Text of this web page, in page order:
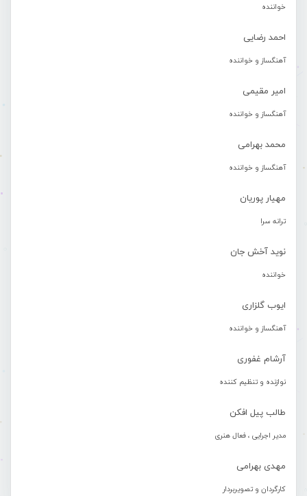
خواننده
احمد رضایی
آهنگساز و خواننده
امیر مقیمی
آهنگساز و خواننده
محمد بهرامی
آهنگساز و خواننده
مهیار پوریان
ترانه سرا
نوید آخش جان
خواننده
ایوب گلزاری
آهنگساز و خواننده
آرشام غفوری
نوازنده و تنظیم کننده
طالب پیل افکن
مدیر اجرایی ، فعال هنری
مهدی بهرامی
کارگردان و تصویربردار